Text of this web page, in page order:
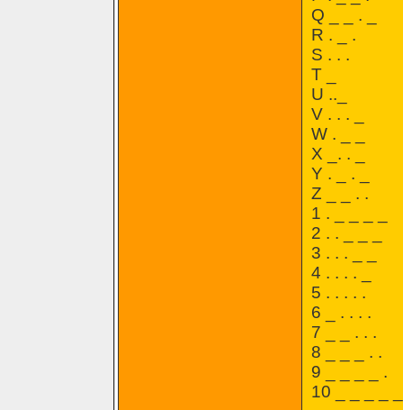
Q _ _ . _
R . _ .
S . . .
T _
U .._
V . . . _
W . _ _
X _. . _
Y . _ . _
Z _ _ . .
1 . _ _ _ _
2 . . _ _ _
3 . . . _ _
4 . . . . _
5 . . . . .
6 _ . . . .
7 _ _ . . .
8 _ _ _ . .
9 _ _ _ _ .
10 _ _ _ _ _